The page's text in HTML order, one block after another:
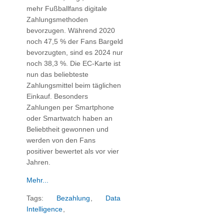
mehr Fußballfans digitale
Zahlungsmethoden
bevorzugen. Während 2020
noch 47,5 % der Fans Bargeld
bevorzugten, sind es 2024 nur
noch 38,3 %. Die EC-Karte ist
nun das beliebteste
Zahlungsmittel beim täglichen
Einkauf. Besonders
Zahlungen per Smartphone
oder Smartwatch haben an
Beliebtheit gewonnen und
werden von den Fans
positiver bewertet als vor vier
Jahren.
Mehr...
Tags: Bezahlung
Data
Intelligence